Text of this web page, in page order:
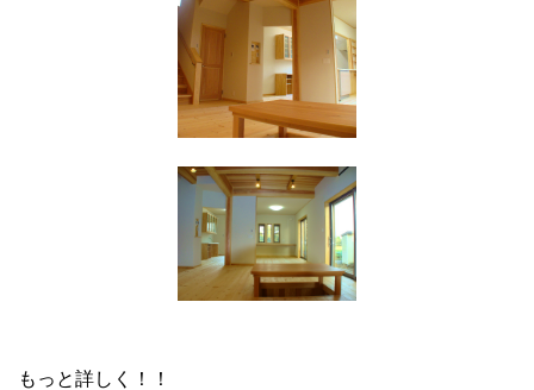
もっと詳しく！！